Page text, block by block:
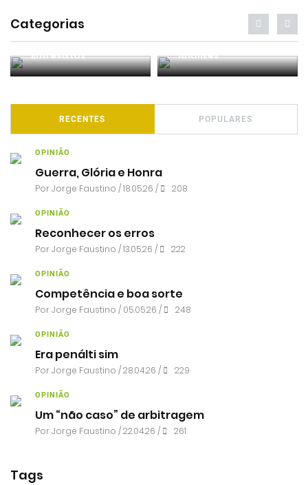
Categorias
Entrevistas Análises
RECENTES POPULARES
OPINIÃO
Guerra, Glória e Honra
PorJorge Faustino / 18.05.26 / 208
OPINIÃO
Reconhecer os erros
PorJorge Faustino / 13.05.26 / 222
OPINIÃO
Competência e boa sorte
PorJorge Faustino / 05.05.26 / 248
OPINIÃO
Era penálti sim
PorJorge Faustino / 28.04.26 / 229
OPINIÃO
Um “não caso” de arbitragem
PorJorge Faustino / 22.04.26 / 261
Tags